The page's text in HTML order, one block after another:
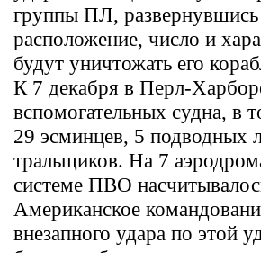
группы ПЛ,
расположение, число и
будут уничтожать его
К 7 декабря в Перл-
вспомогательных судна, в
29 эсминцев, 5 подводных
тральщиков. На 7
системе ПВО
Американское
внезапного удара по этой